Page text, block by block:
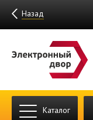
Назад
Каталог